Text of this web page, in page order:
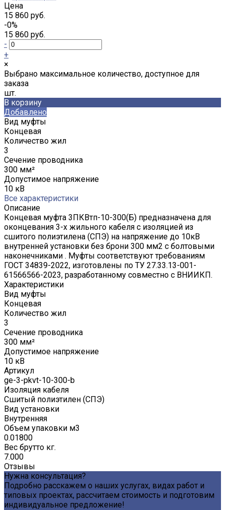
Цена
15 860 руб.
-0%
15 860 руб.
-
+
×
Выбрано максимальное количество, доступное для
заказа
шт.
В корзину
Добавлено
Вид муфты
Концевая
Количество жил
3
Сечение проводника
300 мм²
Допустимое напряжение
10 кВ
Все характеристики
Описание
Концевая муфта 3ПКВтп-10-300(Б) предназначена для
оконцевания 3-х жильного кабеля с изоляцией из
сшитого полиэтилена (СПЭ) на напряжение до 10кВ
внутренней установки без брони 300 мм2 с болтовыми
наконечниками . Муфты соответствуют требованиям
ГОСТ 34839-2022, изготовлены по ТУ 27.33.13-001-
61566566-2023, разработанному совместно с ВНИИКП.
Характеристики
Вид муфты
Концевая
Количество жил
3
Сечение проводника
300 мм²
Допустимое напряжение
10 кВ
Артикул
ge-3-pkvt-10-300-b
Изоляция кабеля
Сшитый полиэтилен (СПЭ)
Вид установки
Внутренняя
Объем упаковки м3
0.01800
Вес брутто кг.
7.000
Отзывы
Нужна консультация?
Подробно расскажем о наших услугах, видах работ и
типовых проектах, рассчитаем стоимость и подготовим
индивидуальное предложение!